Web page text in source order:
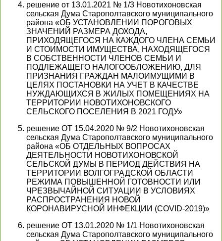
решение от 13.01.2021 № 1/3 Новотихоновская
сельская Дума Старополтавского муниципального
района «ОБ УСТАНОВЛЕНИИ ПОРОГОВЫХ
ЗНАЧЕНИЙ РАЗМЕРА ДОХОДА,
ПРИХОДЯЩЕГОСЯ НА КАЖДОГО ЧЛЕНА СЕМЬИ
И СТОИМОСТИ ИМУЩЕСТВА, НАХОДЯЩЕГОСЯ
В СОБСТВЕННОСТИ ЧЛЕНОВ СЕМЬИ И
ПОДЛЕЖАЩЕГО НАЛОГООБЛОЖЕНИЮ, ДЛЯ
ПРИЗНАНИЯ ГРАЖДАН МАЛОИМУЩИМИ В
ЦЕЛЯХ ПОСТАНОВКИ НА УЧЕТ В КАЧЕСТВЕ
НУЖДАЮЩИХСЯ В ЖИЛЫХ ПОМЕЩЕНИЯХ НА
ТЕРРИТОРИИ НОВОТИХОНОВСКОГО
СЕЛЬСКОГО ПОСЕЛЕНИЯ В 2021 ГОДУ»
решение ОТ 15.04.2020 № 9/2 Новотихоновская
сельская Дума Старополтавского муниципального
района «ОБ ОТДЕЛЬНЫХ ВОПРОСАХ
ДЕЯТЕЛЬНОСТИ НОВОТИХОНОВСКОЙ
СЕЛЬСКОЙ ДУМЫ В ПЕРИОД ДЕЙСТВИЯ НА
ТЕРРИТОРИИ ВОЛГОГРАДСКОЙ ОБЛАСТИ
РЕЖИМА ПОВЫШЕННОЙ ГОТОВНОСТИ ИЛИ
ЧРЕЗВЫЧАЙНОЙ СИТУАЦИИ В УСЛОВИЯХ
РАСПРОСТРАНЕНИЯ НОВОЙ
КОРОНАВИРУСНОЙ ИНФЕКЦИИ (COVID-2019)»
решение ОТ 13.01.2020 № 1/1 Новотихоновская
сельская Дума Старополтавского муниципального